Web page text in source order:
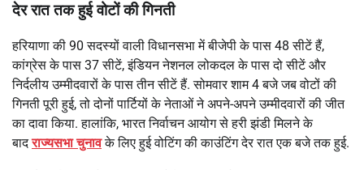
देर रात तक हुई वोटों की गिनती
हरियाणा की 90 सदस्यों वाली विधानसभा में बीजेपी के पास 48 सीटें हैं,
कांग्रेस के पास 37 सीटें, इंडियन नेशनल लोकदल के पास दो सीटें और
निर्दलीय उम्मीदवारों के पास तीन सीटें हैं. सोमवार शाम 4 बजे जब वोटों की
गिनती पूरी हुई, तो दोनों पार्टियों के नेताओं ने अपने-अपने उम्मीदवारों की जीत
का दावा किया. हालांकि, भारत निर्वाचन आयोग से हरी झंडी मिलने के
बादराज्‍यसभा चुनावके लिए हुई वोटिंग की काउंटिंग देर रात एक बजे तक हुई.